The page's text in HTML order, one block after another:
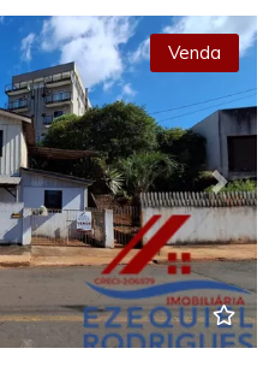
Next
Venda